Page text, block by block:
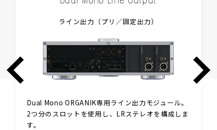
ライン出力（プリ／固定出力）
Dual Mono ORGANIK専用ライン出力モジュール。
2つ分のスロットを使用し、LRステレオを構成しま
す。